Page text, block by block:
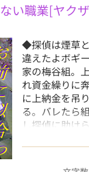
い職業[ヤク
◆探偵は煙草
違えたよボギ
家の梅谷組。
れ資金繰りに
に上納金を吊
る。バレたら
し探偵に助け
ザ青年は意
有シーンはス
ップ＋・ステ